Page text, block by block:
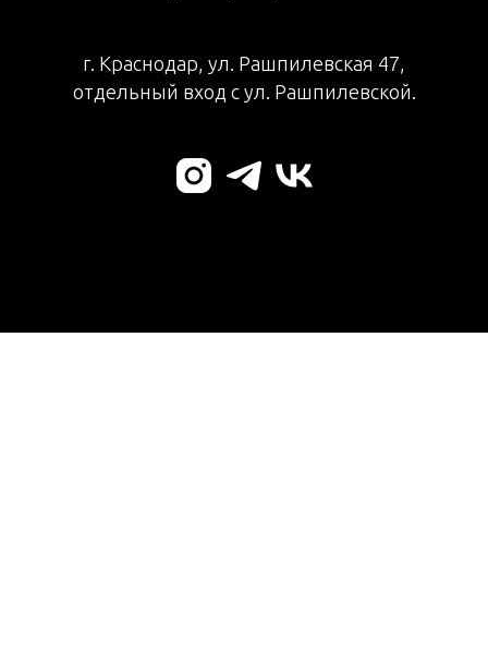
г. Краснодар, ул. Рашпилевская 47,
отдельный вход с ул. Рашпилевской.